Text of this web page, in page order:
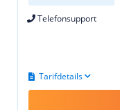
Telefonsupport
Tarifdetails